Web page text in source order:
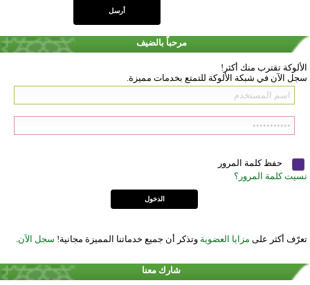
مرحباً بالضيف
الألوكة تقترب منك أكثر!
سجل الآن في شبكة الألوكة للتمتع بخدمات مميزة.
حفظ كلمة المرور
نسيت كلمة المرور؟
تعرّف أكثر على مزايا العضوية وتذكر أن جميع خدماتنا المميزة مجانية! سجل الآن
شارك معنا